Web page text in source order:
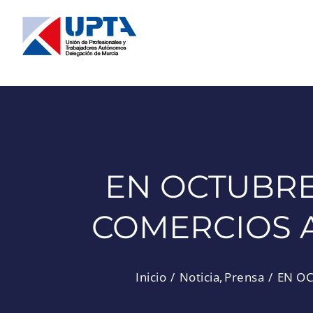
contenido
EN
COMERCIOS
Inicio Noticia Prensa EN